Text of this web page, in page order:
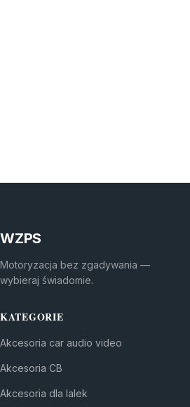
WZPS
Motoryzacja bez zgadywania —
wybieraj świadomie.
KATEGORIE
Akcesoria car audio video
Akcesoria CB
Akcesoria dla lalek